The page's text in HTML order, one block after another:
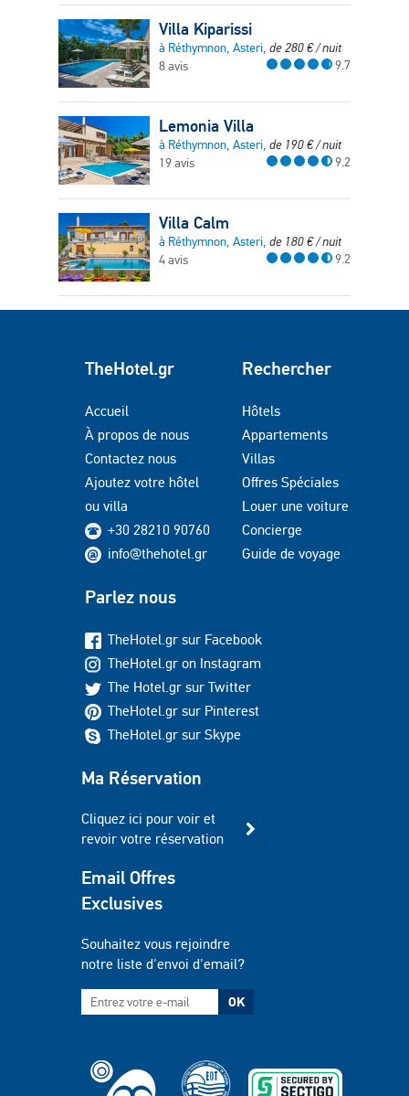
Villa Kiparissi
à Réthymnon, Asteri, de280€/ nuit
8 avis
9.7
Lemonia Villa
à Réthymnon, Asteri, de 190€/ nuit
19 avis
9.2
Villa Calm
à Réthymnon, Asteri, de 180€/ nuit
4 avis
9.2
TheHotel.gr
Accueil
À propos de nous
Contactez nous
Ajoutez votre hôtel
ou villa
+30 28210 90760
info@thehotel.gr
Rechercher
Hôtels
Appartements
Villas
Offres Spéciales
Louer une voiture
Concierge
Guide de voyage
Parlez nous
TheHotel.gr sur Facebook
TheHotel.gr on Instagram
The Hotel.gr sur Twitter
TheHotel.gr sur Pinterest
TheHotel.gr sur Skype
Ma Réservation
Cliquez ici pour voir et
revoir votre réservation
Email Offres
Exclusives
Souhaitez vous rejoindre
notre liste d'envoi d'email?
OK